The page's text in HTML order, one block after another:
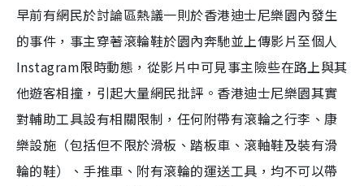
早前有網民於討論區熱議一則於香港迪士尼樂園內發生
的事件，事主穿著滾輪鞋於園內奔馳並上傳影片至個人
Instagram限時動態，從影片中可見事主險些在路上與其
他遊客相撞，引起大量網民批評。香港迪士尼樂園其實
對輔助工具設有相關限制，任何附帶有滾輪之行李、康
樂設施（包括但不限於滑板、踏板車、滾軸鞋及裝有滑
輪的鞋）、手推車、附有滾輪的運送工具，均不可以帶